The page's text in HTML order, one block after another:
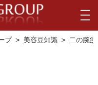
プ> 美容豆知識 > 二の腕